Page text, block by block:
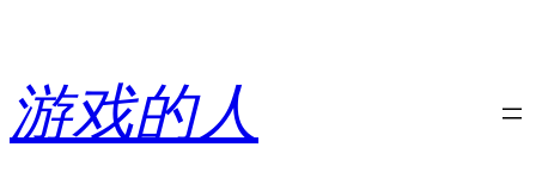
内
容
游戏的人